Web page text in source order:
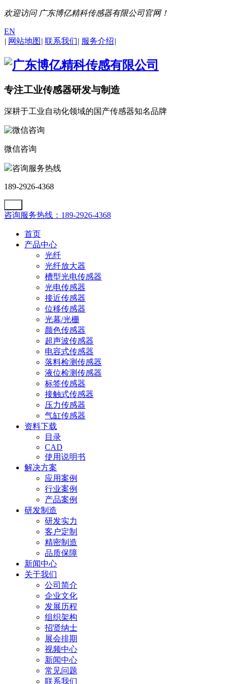
欢迎访问 广东博亿精科传感器有限公司官网！
EN
| 网站地图 | 联系我们| 服务介绍|
专注工业传感器研发与制造
深耕于工业自动化领域的国产传感器知名品牌
微信咨询
咨询服务热线
189-2926-4368
咨询服务热线：189-2926-4368
首页
产品中心
光纤
光纤放大器
槽型光电传感器
光电传感器
接近传感器
位移传感器
光幕/光栅
颜色传感器
超声波传感器
电容式传感器
落料检测传感器
液位检测传感器
标签传感器
接触式传感器
压力传感器
气缸传感器
资料下载
目录
CAD
使用说明书
解决方案
应用案例
行业案例
产品案例
研发制造
研发实力
客户定制
精密制造
品质保障
新闻中心
关于我们
公司简介
企业文化
发展历程
组织架构
招贤纳士
展会排期
视频中心
新闻中心
常见问题
联系我们